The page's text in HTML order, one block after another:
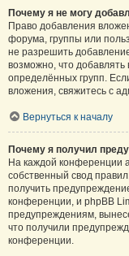
Почему я не могу
Право добавления
форума, группы или
не разрешить
возможно, что
определённых групп.
вложения, свяжитесь с
Вернуться к началу
Почему я получил
На каждой конференции
собственный свод
получить
конференции, и phpBB
предупреждениям,
что получили
конференции.